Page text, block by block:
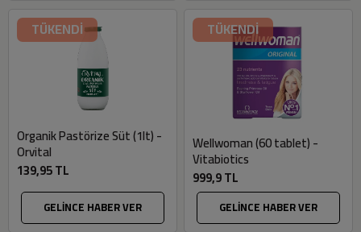
TÜKENDİ
Organik Pastörize Süt (1lt) -
Orvital
139,95 TL
GELİNCE HABER VER
TÜKENDİ
Wellwoman (60 tablet) -
Vitabiotics
999,9 TL
GELİNCE HABER VER